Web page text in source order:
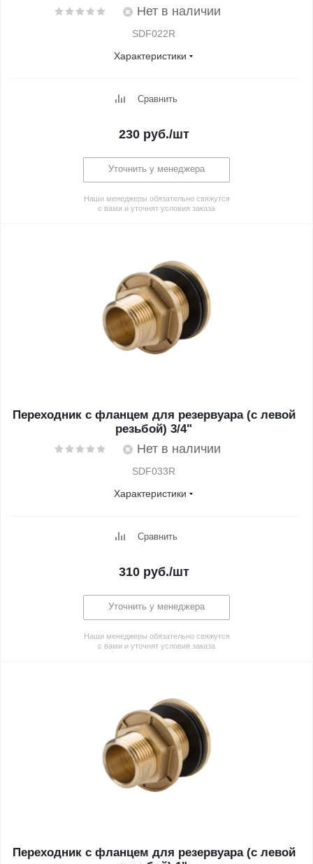
Нет в наличии
SDF022R
Характеристики
Сравнить
230 руб./шт
Уточнить у менеджера
Наши менеджеры обязательно свяжутся
с вами и уточнят условия заказа
Переходник с фланцем для резервуара (с левой
резьбой) 3/4"
Нет в наличии
SDF033R
Характеристики
Сравнить
310 руб./шт
Уточнить у менеджера
Наши менеджеры обязательно свяжутся
с вами и уточнят условия заказа
Переходник с фланцем для резервуара (с левой